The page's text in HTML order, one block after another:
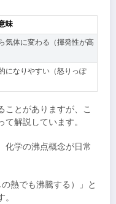
味
気体に変わる（揮発性が高
になりやすい（怒りっぽ
ことがありますが、こ
て解説しています。
化学の沸点概念が日常
熱でも沸騰する）」と